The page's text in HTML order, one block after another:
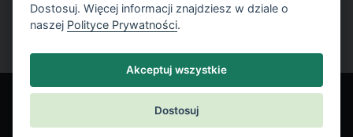
Bez ograniczeń analizy i bezpłatne.
Dostosuj. Więcej informacji znajdziesz w dziale o
naszej Polityce Prywatności.
Akceptuj wszystkie
Dostosuj